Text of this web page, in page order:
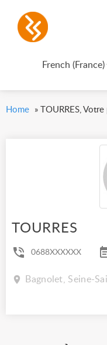
French (France)
Home » TOURRES, Votre
TOURRES
0688XXXXXX
Bagnolet, Seine-